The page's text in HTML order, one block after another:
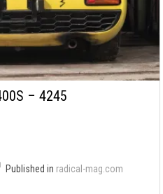
– 4245
Published in radical-mag.com